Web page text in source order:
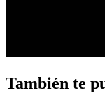
También te